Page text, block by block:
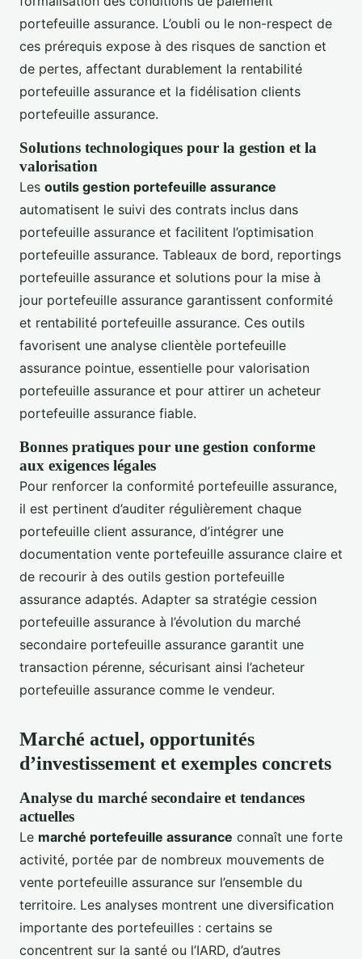
portefeuille assurance. L’oubli ou le non-respect de
ces prérequis expose à des risques de sanction et
de pertes, affectant durablement la rentabilité
portefeuille assurance et la fidélisation clients
portefeuille assurance.
Solutions technologiques pour la gestion et la
valorisation
Les outils gestion portefeuille assurance
automatisent le suivi des contrats inclus dans
portefeuille assurance et facilitent l’optimisation
portefeuille assurance. Tableaux de bord, reportings
portefeuille assurance et solutions pour la mise à
jour portefeuille assurance garantissent conformité
et rentabilité portefeuille assurance. Ces outils
favorisent une analyse clientèle portefeuille
assurance pointue, essentielle pour valorisation
portefeuille assurance et pour attirer un acheteur
portefeuille assurance fiable.
Bonnes pratiques pour une gestion conforme
aux exigences légales
Pour renforcer la conformité portefeuille assurance,
il est pertinent d’auditer régulièrement chaque
portefeuille client assurance, d’intégrer une
documentation vente portefeuille assurance claire et
de recourir à des outils gestion portefeuille
assurance adaptés. Adapter sa stratégie cession
portefeuille assurance à l’évolution du marché
secondaire portefeuille assurance garantit une
transaction pérenne, sécurisant ainsi l’acheteur
portefeuille assurance comme le vendeur.
Marché actuel, opportunités
d’investissement et exemples concrets
Analyse du marché secondaire et tendances
actuelles
Le marché portefeuille assurance connaît une forte
activité, portée par de nombreux mouvements de
vente portefeuille assurance sur l’ensemble du
territoire. Les analyses montrent une diversification
importante des portefeuilles : certains se
concentrent sur la santé ou l’IARD, d’autres